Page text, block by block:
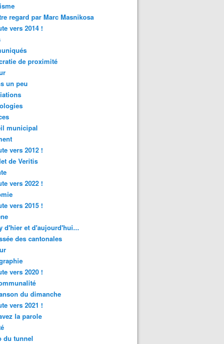
regard par Marc Masnikosa
vers 2014 !
de proximité
un peu
municipal
vers 2012 !
de Veritis
vers 2022 !
vers 2015 !
d'hier et d'aujourd'hui...
des cantonales
vers 2020 !
du dimanche
vers 2021 !
la parole
du tunnel